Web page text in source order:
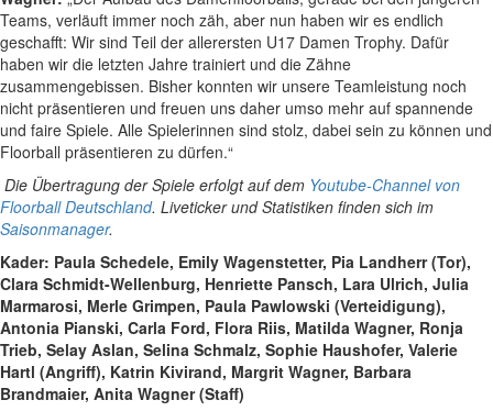
Teams, verläuft immer noch zäh, aber nun haben wir es endlich
geschafft: Wir sind Teil der allerersten U17 Damen Trophy. Dafür
haben wir die letzten Jahre trainiert und die Zähne
zusammengebissen. Bisher konnten wir unsere Teamleistung noch
nicht präsentieren und freuen uns daher umso mehr auf spannende
und faire Spiele. Alle Spielerinnen sind stolz, dabei sein zu können und
Floorball präsentieren zu dürfen.“
Die Übertragung der Spiele erfolgt auf dem Youtube-Channel von
Floorball Deutschland. Liveticker und Statistiken finden sich im
Saisonmanager.
Kader: Paula Schedele, Emily Wagenstetter, Pia Landherr (Tor),
Clara Schmidt-Wellenburg, Henriette Pansch, Lara Ulrich, Julia
Marmarosi, Merle Grimpen, Paula Pawlowski (Verteidigung),
Antonia Pianski, Carla Ford, Flora Riis, Matilda Wagner, Ronja
Trieb, Selay Aslan, Selina Schmalz, Sophie Haushofer, Valerie
Hartl (Angriff), Katrin Kivirand, Margrit Wagner, Barbara
Brandmaier, Anita Wagner (Staff)